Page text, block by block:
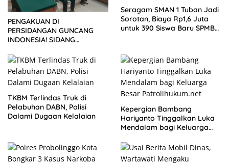
PENGAKUAN DI
PERSIDANGAN GUNCANG
INDONESIA! SIDANG
KELUARGA KORBAN
MENGAMUK DI PN MALANG
Seragam SMAN 1 Tuban Jadi
Sorotan, Biaya Rp1,6 Juta
untuk 390 Siswa Baru SPMB
TKBM Terlindas Truk di
Pelabuhan DABN, Polisi
Dalami Dugaan Kelalaian
Kepergian Bambang
Hariyanto Tinggalkan Luka
Mendalam bagi Keluarga